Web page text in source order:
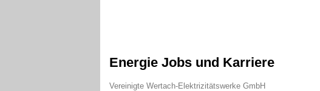
Energie Jobs und Karriere
Vereinigte Wertach-Elektrizitätswerke GmbH